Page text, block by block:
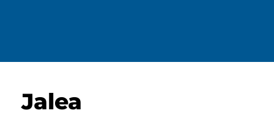
Jalea